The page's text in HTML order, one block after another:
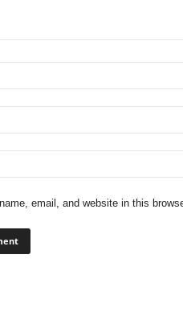
email, and website in this